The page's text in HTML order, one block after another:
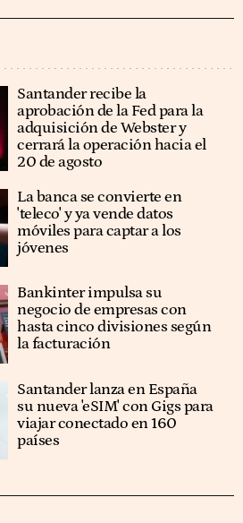
Santander recibe la
aprobación de la Fed para la
adquisición de Webster y
cerrará la operación hacia el
20 de agosto
La banca se convierte en
'teleco' y ya vende datos
móviles para captar a los
jóvenes
Bankinter impulsa su
negocio de empresas con
hasta cinco divisiones según
la facturación
Santander lanza en España
su nueva 'eSIM' con Gigs para
viajar conectado en 160
países